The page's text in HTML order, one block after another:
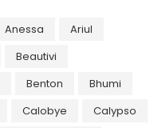
Anessa
Ariul
Beautivi
Benton
Bhumi
Calobye
Calypso